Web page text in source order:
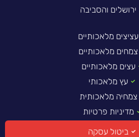
ירושלים והסביבה
עציצים מלאכותיים
צמחים מלאכותיים
עצים מלאכותיים
עץ מלאכותי
צמחיה מלאכותית
מדיניות פרטיות
ביטול עסקה